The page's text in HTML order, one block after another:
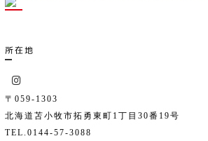
所在地
〒059-1303
北海道苫小牧市拓勇東町1丁目30番19号
TEL.0144-57-3088